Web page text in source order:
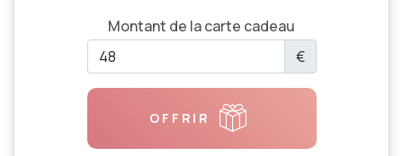
Montant de la carte cadeau
€
OFFRIR